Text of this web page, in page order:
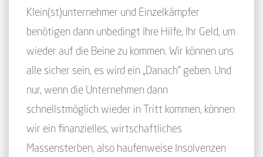
Klein(st)unternehmer und Einzelkämpfer
benötigen dann unbedingt Ihre Hilfe, Ihr Geld, um
wieder auf die Beine zu kommen. Wir können uns
alle sicher sein, es wird ein „Danach“ geben. Und
nur, wenn die Unternehmen dann
schnellstmöglich wieder in Tritt kommen, können
wir ein finanzielles, wirtschaftliches
Massensterben, also haufenweise Insolvenzen